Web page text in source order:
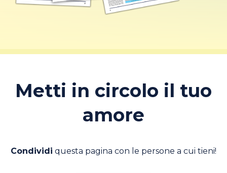
Metti in circolo il tuo
amore
Condividi questa pagina con le persone a cui tieni!